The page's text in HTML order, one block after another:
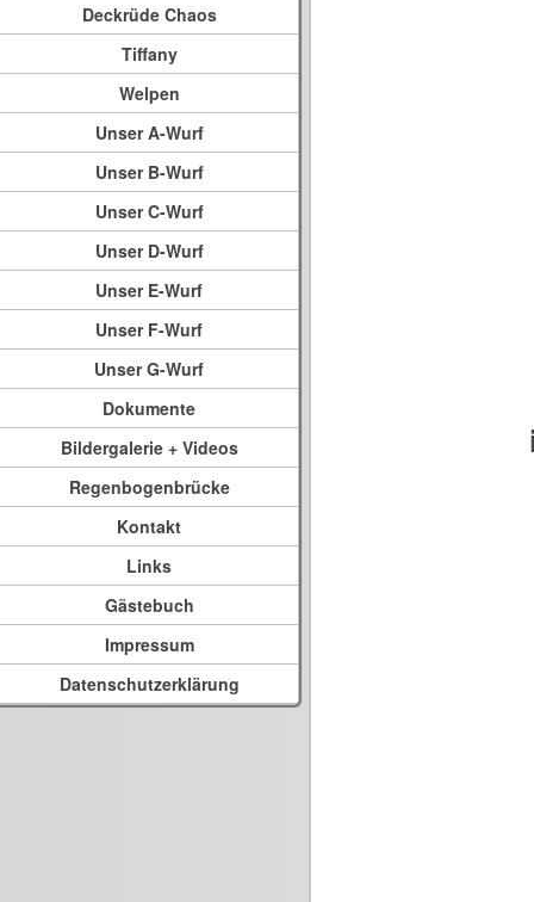
Deckrüde Chaos
Tiffany
Welpen
Unser A-Wurf
Unser B-Wurf
Unser C-Wurf
Unser D-Wurf
Unser E-Wurf
Unser F-Wurf
Unser G-Wurf
Dokumente
Bildergalerie + Videos
Regenbogenbrücke
Kontakt
Links
Gästebuch
Impressum
Datenschutzerklärung